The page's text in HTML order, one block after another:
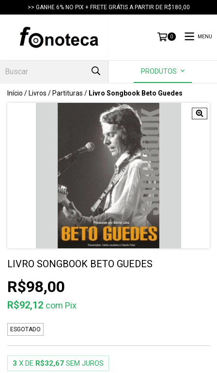
>> GANHE 6% NO PIX + FRETE GRÁTIS A PARTIR DE R$180,00
0 MENU
PRODUTOS
Início /Livros /Partituras / Livro Songbook Beto Guedes
LIVRO SONGBOOK BETO GUEDES
R$98,00
R$92,12 com Pix
ESGOTADO
3 X DE R$32,67 SEM JUROS